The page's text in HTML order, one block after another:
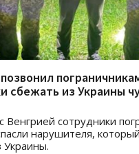
сбежать из Украины
Венгрией сотрудники
нарушителя,
Украины.